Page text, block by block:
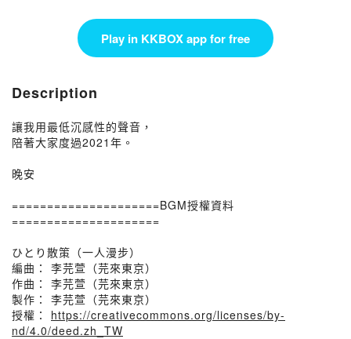
Play in KKBOX app for free
Description
讓我用最低沉感性的聲音，
陪著大家度過2021年。
晚安
=====================BGM授權資料
=====================
ひとり散策（一人漫步）
編曲： 李芫萱（芫來東京）
作曲： 李芫萱（芫來東京）
製作： 李芫萱（芫來東京）
授權： https://creativecommons.org/licenses/by-
nd/4.0/deed.zh_TW